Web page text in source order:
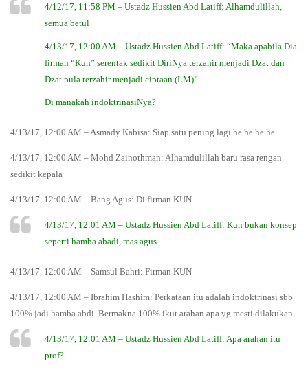
4/12/17, 11:58 PM – Ustadz Hussien Abd Latiff: Alhamdulillah,
semua betul
4/13/17, 12:00 AM – Ustadz Hussien Abd Latiff: “Maka apabila Dia
firman “Kun” serentak sedikit DiriNya terzahir menjadi Dzat dan
Dzat pula terzahir menjadi ciptaan (LM)”
Di manakah indoktrinasiNya?
4/13/17, 12:00 AM – Asmady Kabisa: Siap satu pening lagi he he he he
4/13/17, 12:00 AM – Mohd Zainothman: Alhamdulillah baru rasa rengan
sedikit kepala
4/13/17, 12:00 AM – Bang Agus: Di firman KUN.
4/13/17, 12:01 AM – Ustadz Hussien Abd Latiff: Kun bukan konsep
seperti hamba abadi, mas agus
4/13/17, 12:00 AM – Samsul Bahri: Firman KUN
4/13/17, 12:00 AM – Ibrahim Hashim: Perkataan itu adalah indoktrinasi sbb
100% jadi hamba abdi. Bermakna 100% ikut arahan apa yg mesti dilakukan.
4/13/17, 12:01 AM – Ustadz Hussien Abd Latiff: Apa arahan itu
prof?